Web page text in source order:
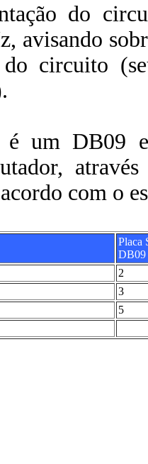
do
avisando
circuito
é um DB09
com o
Placa
DB09
2
3
5